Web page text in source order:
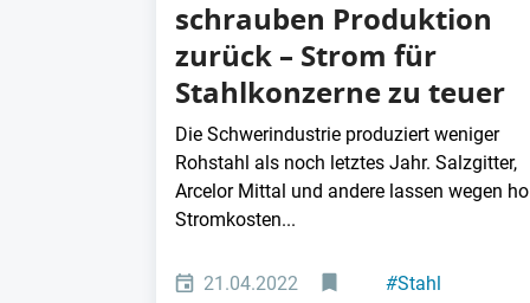
schrauben Produktion
zurück – Strom für
Stahlkonzerne zu teuer
Die Schwerindustrie produziert weniger
Rohstahl als noch letztes Jahr. Salzgitter,
Arcelor Mittal und andere lassen wegen
Stromkosten...
21.04.2022 #Stahl